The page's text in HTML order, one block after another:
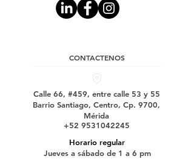
CONTACTENOS
Calle 66, #459, entre calle 53 y 55
Barrio Santiago, Centro, Cp. 9700,
Mérida
+52 9531042245
Horario regular
Jueves a sábado de 1 a 6 pm